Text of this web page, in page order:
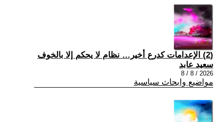
(2) الإعدامات كدرع أخير… نظام لا يحكم إلا بالخوف
سعيد عابد
2026 / 8 / 8
مواضيع وابحاث سياسية